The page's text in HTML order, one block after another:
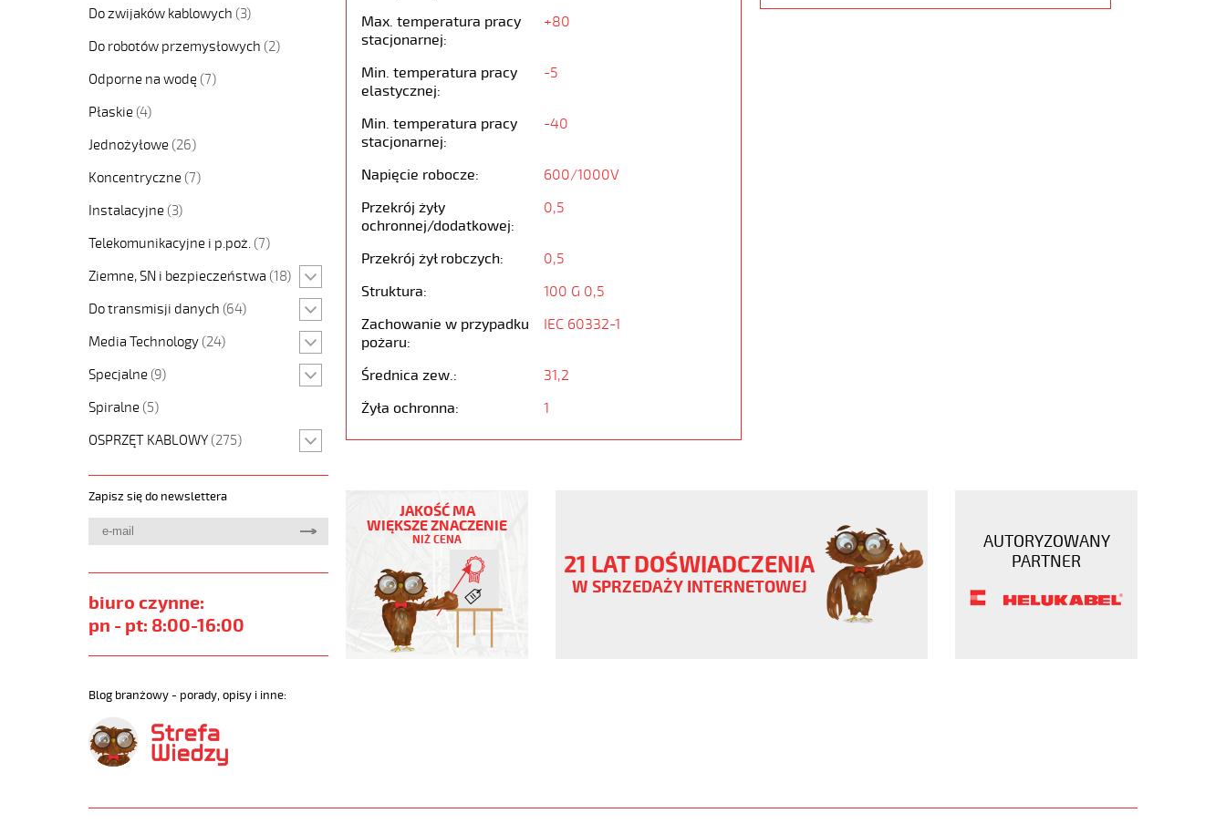
Do zwijaków kablowych (3)
Do robotów przemysłowych (2)
Odporne na wodę (7)
Płaskie (4)
Jednożyłowe (26)
Koncentryczne (7)
Instalacyjne (3)
Telekomunikacyjne i p.poż. (7)
Ziemne, SN i bezpieczeństwa (18)
Do transmisji danych (64)
Media Technology (24)
Specjalne (9)
Spiralne (5)
OSPRZĘT KABLOWY (275)
Zapisz się do newslettera
biuro czynne:
pn - pt: 8:00-16:00
Blog branżowy - porady, opisy i inne:
Max. temperatura pracy
stacjonarnej:
+80
Min. temperatura pracy
elastycznej:
-5
Min. temperatura pracy
stacjonarnej:
-40
Napięcie robocze:
600/1000V
Przekrój żyły
ochronnej/dodatkowej:
0,5
Przekrój żył robczych:
0,5
Struktura:
100 G 0,5
Zachowanie w przypadku
pożaru:
IEC 60332-1
Średnica zew.:
31,2
Żyła ochronna:
1
100G0,5
Kabel
czarne
numerowane
5-
JAKOŚĆ MA
WIĘKSZE ZNACZENIE
NIŻ CENA
21 LAT DOŚWIADCZENIA
W SPRZEDAŻY INTERNETOWEJ
AUTORYZOWANY
PARTNER